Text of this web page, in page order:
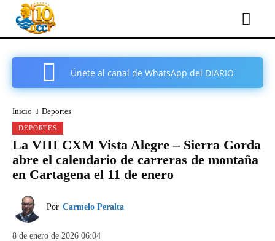
Únete al canal de WhatsApp del DIARIO
Inicio Deportes
DEPORTES
La VIII CXM Vista Alegre – Sierra Gorda
abre el calendario de carreras de montaña
en Cartagena el 11 de enero
Por Carmelo Peralta
8 de enero de 2026 06:04